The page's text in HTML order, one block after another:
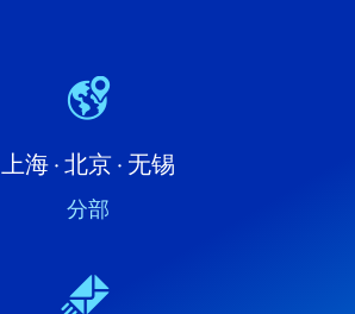
上海 · 北京 · 无锡
分部